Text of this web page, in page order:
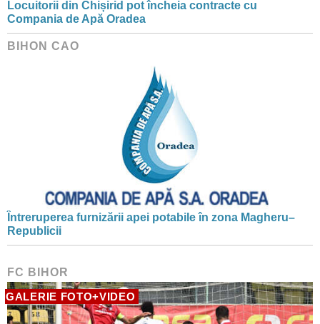
Locuitorii din Chișirid pot încheia contracte cu
Compania de Apă Oradea
BIHON CAO
Întreruperea furnizării apei potabile în zona Magheru–
Republicii
FC BIHOR
GALERIE FOTO+VIDEO